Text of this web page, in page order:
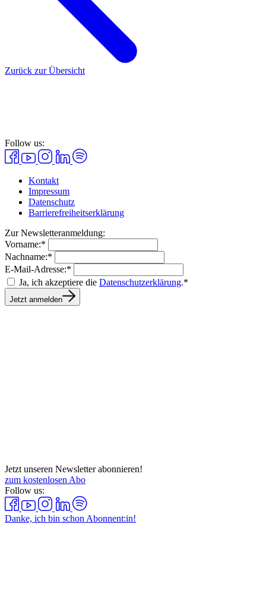
Zurück zur Übersicht
Follow us:
Kontakt
Impressum
Datenschutz
Barrierefreiheitserklärung
Zur Newsletteranmeldung:
Vorname:*
Nachname:*
E-Mail-Adresse:*
Ja, ich akzeptiere die Datenschutzerklärung.*
Jetzt anmelden
Jetzt unseren Newsletter abonnieren!
zum kostenlosen Abo
Follow us:
Danke, ich bin schon Abonnent:in!